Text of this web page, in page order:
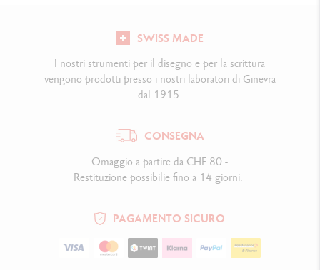
SWISS MADE
I nostri strumenti per il disegno e per la scrittura
vengono prodotti presso i nostri laboratori di Ginevra
dal 1915.
CONSEGNA
Omaggio a partire da CHF 80.-
Restituzione possibilie fino a 14 giorni.
PAGAMENTO SICURO